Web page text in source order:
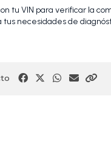
tu VIN para verificar la
tus necesidades de